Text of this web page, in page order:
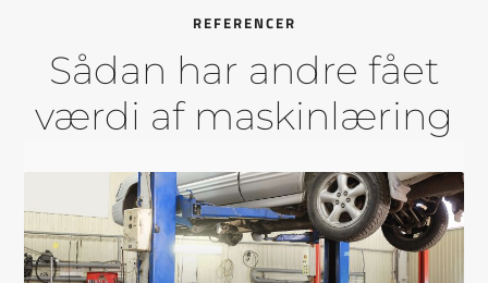
REFERENCER
Sådan har andre fået
værdi af maskinlæring